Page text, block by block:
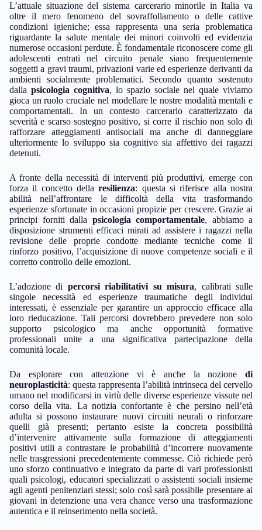
L’attuale situazione del sistema carcerario minorile in Italia va
oltre il mero fenomeno del sovraffollamento o delle cattive
condizioni igieniche; essa rappresenta una seria problematica
riguardante la salute mentale dei minori coinvolti ed evidenzia
numerose occasioni perdute. È fondamentale riconoscere come gli
adolescenti entrati nel circuito penale siano frequentemente
soggetti a gravi traumi, privazioni varie ed esperienze derivanti da
ambienti socialmente problematici. Secondo quanto sostenuto
dalla psicologia cognitiva, lo spazio sociale nel quale viviamo
gioca un ruolo cruciale nel modellare le nostre modalità mentali e
comportamentali. In un contesto carcerario caratterizzato da
severità e scarso sostegno positivo, si corre il rischio non solo di
rafforzare atteggiamenti antisociali ma anche di danneggiare
ulteriormente lo sviluppo sia cognitivo sia affettivo dei ragazzi
detenuti.
A fronte della necessità di interventi più produttivi, emerge con
forza il concetto dellaresilienza: questa si riferisce alla nostra
abilità nell’affrontare le difficoltà della vita trasformando
esperienze sfortunate in occasioni propizie per crescere. Grazie ai
principi forniti dalla psicologia comportamentale, abbiamo a
disposizione strumenti efficaci mirati ad assistere i ragazzi nella
revisione delle proprie condotte mediante tecniche come il
rinforzo positivo, l’acquisizione di nuove competenze sociali e il
corretto controllo delle emozioni.
L’adozione di percorsi riabilitativi su misura, calibrati sulle
singole necessità ed esperienze traumatiche degli individui
interessati, è essenziale per garantire un approccio efficace alla
loro rieducazione. Tali percorsi dovrebbero prevedere non solo
supporto psicologico ma anche opportunità formative
professionali unite a una significativa partecipazione della
comunità locale.
Da esplorare con attenzione vi è anche la nozione di
neuroplasticità: questa rappresenta l’abilità intrinseca del cervello
umano nel modificarsi in virtù delle diverse esperienze vissute nel
corso della vita. La notizia confortante è che persino nell’età
adulta si possono instaurare nuovi circuiti neurali o rinforzare
quelli già presenti; pertanto esiste la concreta possibilità
d’intervenire attivamente sulla formazione di atteggiamenti
positivi utili a contrastare le probabilità d’incorrere nuovamente
nelle trasgressioni precedentemente commesse. Ciò richiede però
uno sforzo continuativo e integrato da parte di vari professionisti
quali psicologi, educatori specializzati o assistenti sociali insieme
agli agenti penitenziari stessi; solo così sarà possibile presentare ai
giovani in detenzione una vera chance verso una trasformazione
autentica e il reinserimento nella società.